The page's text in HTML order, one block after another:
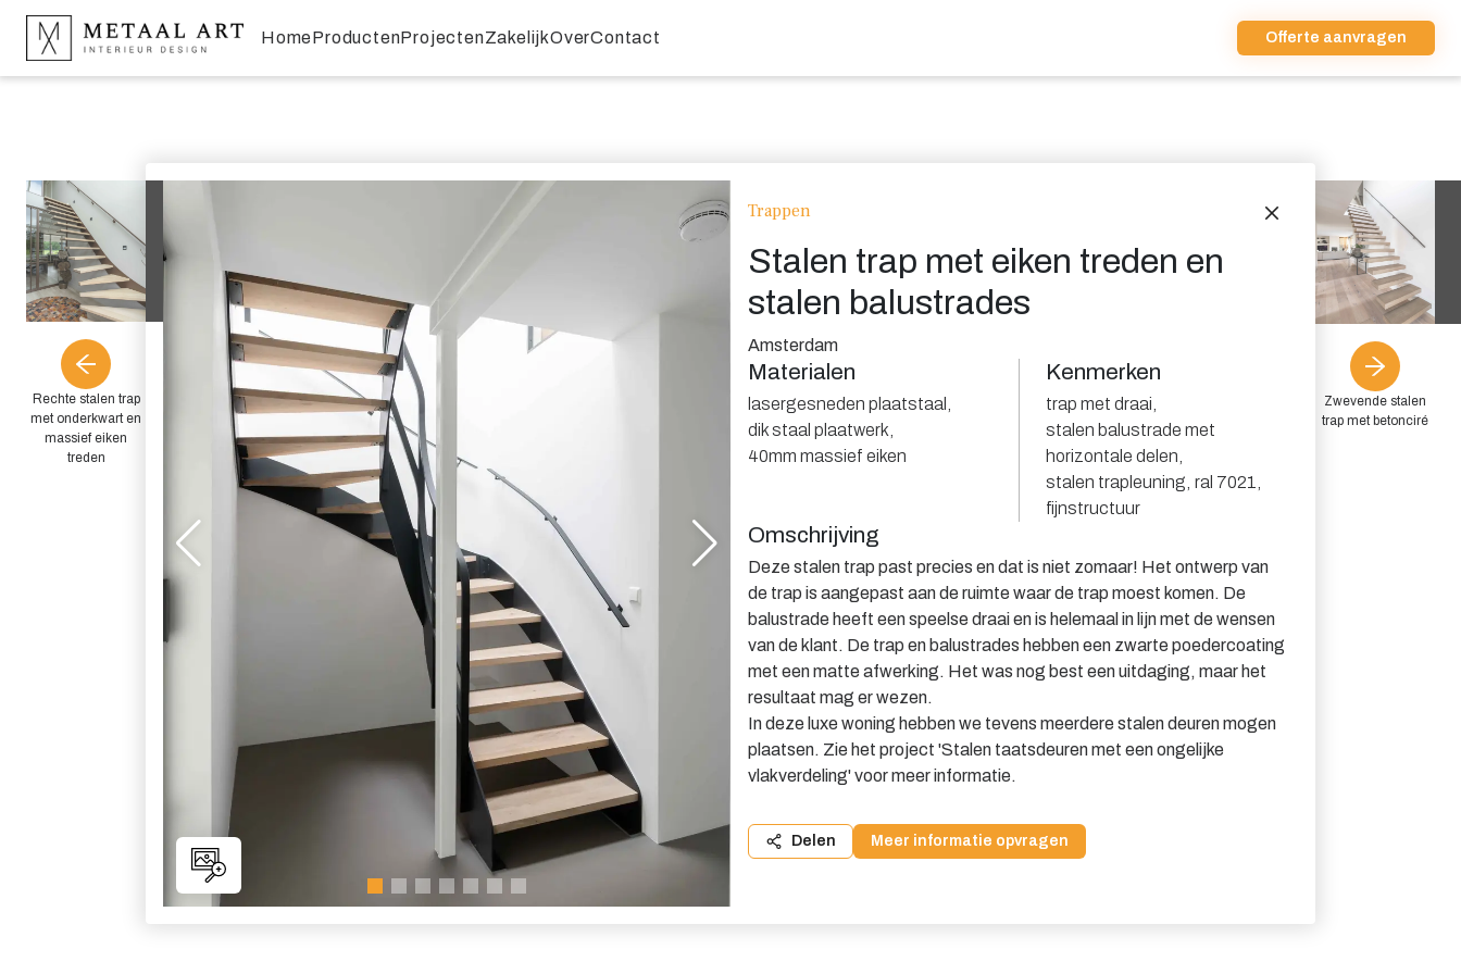
HomeProductenProjectenZakelijkOverContact Offerte aanvragen
Rechte stalen trap
met onderkwart en
massief eiken
treden
Trappen
Stalen trap met eiken treden en
stalen balustrades
Amsterdam
Materialen
lasergesneden plaatstaal
dik staal plaatwerk
40mm massief eiken
Kenmerken
trap met draai
stalen balustrade met
horizontale delen
stalen trapleuning ral 7021
fijnstructuur
Omschrijving
Deze stalen trap past precies en dat is niet zomaar! Het ontwerp van
de trap is aangepast aan de ruimte waar de trap moest komen. De
balustrade heeft een speelse draai en is helemaal in lijn met de wensen
van de klant. De trap en balustrades hebben een zwarte poedercoating
met een matte afwerking. Het was nog best een uitdaging, maar het
resultaat mag er wezen.
In deze luxe woning hebben we tevens meerdere stalen deuren mogen
plaatsen. Zie het project 'Stalen taatsdeuren met een ongelijke
vlakverdeling' voor meer informatie.
Delen Meer informatie opvragen
Zwevende stalen
trap met betonciré